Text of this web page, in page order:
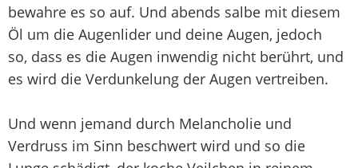
bewahre es so auf. Und abends salbe mit diesem
Öl um die Augenlider und deine Augen, jedoch
so, dass es die Augen inwendig nicht berührt, und
es wird die Verdunkelung der Augen vertreiben.
Und wenn jemand durch Melancholie und
Verdruss im Sinn beschwert wird und so die